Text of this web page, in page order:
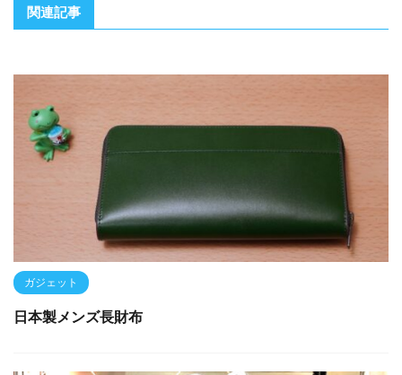
関連記事
ガジェット
日本製メンズ長財布